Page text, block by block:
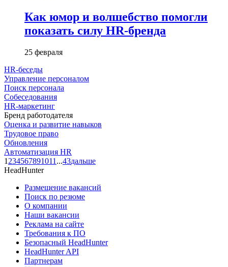
Как юмор и волшебство помогли
показать силу HR-бренда
25 февраля
HR-беседы
Управление персоналом
Поиск персонала
Собеседования
HR-маркетинг
Бренд работодателя
Оценка и развитие навыков
Трудовое право
Обновления
Автоматизация HR
1 234567891011 ...43дальше
HeadHunter
Размещение вакансий
Поиск по резюме
О компании
Наши вакансии
Реклама на сайте
Требования к ПО
Безопасный HeadHunter
HeadHunter API
Партнерам